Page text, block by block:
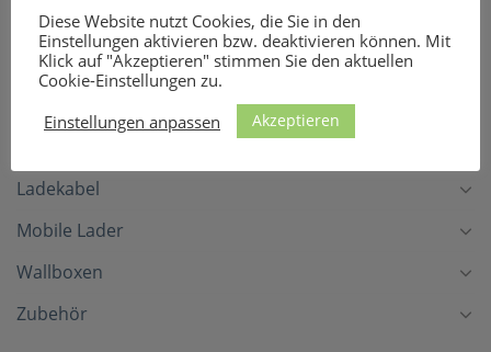
bei einem unserer zahlreichen Partner – mit dem
passenden Ladeequipment sind Sie für jede Situation
gerüstet!
LADEZUBEHÖR
Ladekabel
Mobile Lader
Wallboxen
Zubehör
Diese Website nutzt Cookies, die Sie in den
Einstellungen aktivieren bzw. deaktivieren können. Mit
Klick auf "Akzeptieren" stimmen Sie den aktuellen
Cookie-Einstellungen zu.
Einstellungen anpassen
Akzeptieren